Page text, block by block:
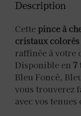
Description
Cette pince à
cristaux colorés
raffinée à
Disponible en 7
Bleu Foncé,
vous trouverez
avec vos